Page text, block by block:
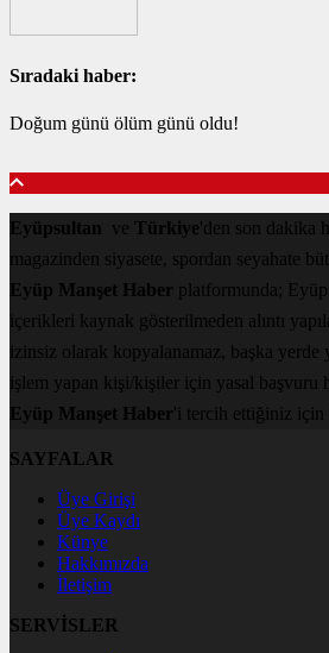
Sıradaki haber:
Doğum günü ölüm günü oldu!
Eyüpsultan ve Türkiye'den son dakika
magazinden siyasete, spordan seyahate
Eyüp Manşet Haber platformunda;
içerikleri kaynak gösterilmeden alıntı
izinsiz olarak kopyalanamaz, başka yerde
işlem yapan kişi/kişiler için yasal başvuru
Eyüp Manşet Haber'i tercih ettiğiniz için
SAYFALAR
Üye Girişi
Üye Kaydı
Künye
Hakkımızda
İletişim
SERVİSLER